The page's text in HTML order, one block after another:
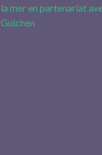
la mer en partenariat
Guichen